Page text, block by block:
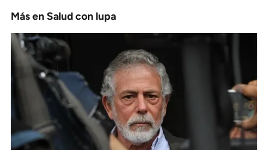
Más en Salud con lupa